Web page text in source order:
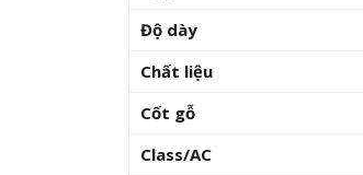
Độ dày
Chất liệu
Cốt gỗ
Class/AC